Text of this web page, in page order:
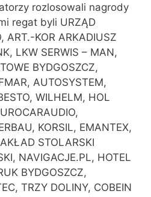
rozlosowali nagrody
regat byli URZĄD
ART.-KOR ARKADIUSZ
LKW SERWIS – MAN,
BYDGOSZCZ,
AUTOSYSTEM,
WILHELM, HOL
KORSIL, EMANTEX,
STOLARSKI
NAVIGACJE.PL, HOTEL
BYDGOSZCZ,
TRZY DOLINY, COBEIN